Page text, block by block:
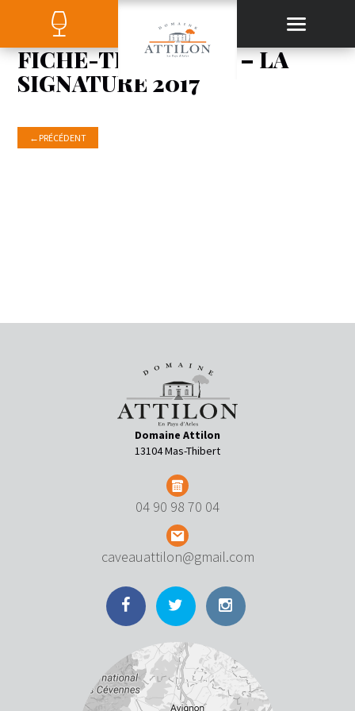
FICHE-TECHNIQUE – LA
SIGNATURE 2017
← PRÉCÉDENT
Domaine Attilon
13104 Mas-Thibert
04 90 98 70 04
caveauattilon@gmail.com